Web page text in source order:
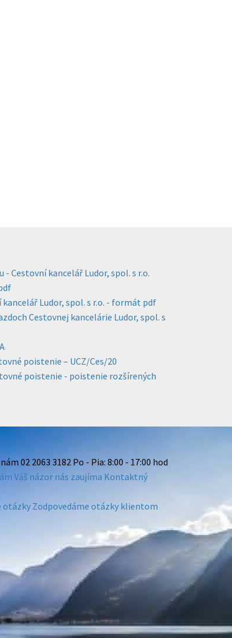
Cestovní kancelář Ludor, spol. s r.o.
Ludor, spol. s r.o. - formát pdf
Cestovnej kancelárie Ludor, spol. s
poistenie – UCZ/Ces/20
poistenie - poistenie rozšírených
02 2063 3182 Po - Pia: 8:00 - 17:00 hod
Váš názor nás zaujíma Kontaktný
otázky Zodpovedáme otázky klientom